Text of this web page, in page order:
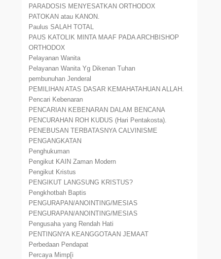
PARADOSIS MENYESATKAN ORTHODOX
PATOKAN atau KANON.
Paulus SALAH TOTAL
PAUS KATOLIK MINTA MAAF PADA ARCHBISHOP
ORTHODOX
Pelayanan Wanita
Pelayanan Wanita Yg Dikenan Tuhan
pembunuhan Jenderal
PEMILIHAN ATAS DASAR KEMAHATAHUAN ALLAH.
Pencari Kebenaran
PENCARIAN KEBENARAN DALAM BENCANA
PENCURAHAN ROH KUDUS (Hari Pentakosta).
PENEBUSAN TERBATASNYA CALVINISME
PENGANGKATAN
Penghukuman
Pengikut KAIN Zaman Modern
Pengikut Kristus
PENGIKUT LANGSUNG KRISTUS?
Pengkhotbah Baptis
PENGURAPAN/ANOINTING/MESIAS
PENGURAPAN/ANOINTING/MESIAS
Pengusaha yang Rendah Hati
PENTINGNYA KEANGGOTAAN JEMAAT
Perbedaan Pendapat
Percaya Mimp[i